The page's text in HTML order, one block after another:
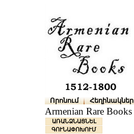
Որոնում Հեղինակներ
Armenian Rare Books
ԱՌԱՆՁՆԱՑՆԵԼ
ԳՈՒՆԱՓՈԽՈՒՄ